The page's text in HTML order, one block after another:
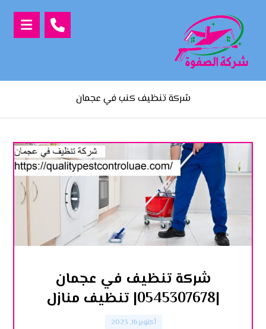
شركة تنظيف كنب في عجمان
شركة تنظيف في عجمان
|0545307678| تنظيف منازل
أكتوبر 16, 2023